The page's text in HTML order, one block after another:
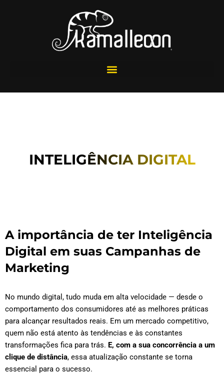
INTELIGÊNCIA DIGITAL
A importância de ter Inteligência
Digital em suas Campanhas de
Marketing
No mundo digital, tudo muda em alta velocidade — desde o
comportamento dos consumidores até as melhores práticas
para alcançar resultados reais. Em um mercado competitivo,
quem não está atento às tendências e às constantes
transformações fica para trás. E, com a sua concorrência a um
clique de distância, essa atualização constante se torna
essencial para o sucesso.